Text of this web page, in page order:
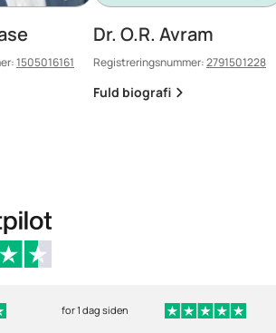
1505016161
Dr. O.R. Avram
Registreringsnummer:2791501228
Fuld biografi
for 1 dag siden